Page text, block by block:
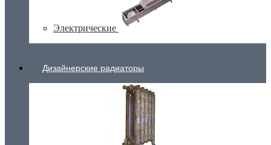
Электрические
Дизайнерские радиаторы